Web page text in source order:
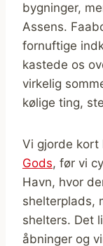
bygninger,
Assens.
fornuftige
kastede os
virkelig
kølige ting,
Vi gjorde
Gods, før vi
Havn, hvor
shelterplads,
shelters. Det
åbninger og